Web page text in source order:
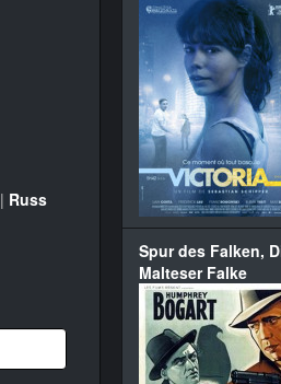
| Russ
Spur des Falken,
Malteser Falke